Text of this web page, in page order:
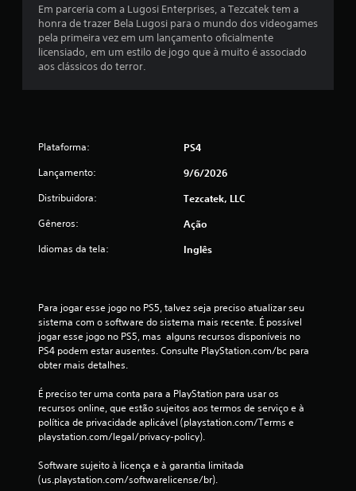
s
i
Em parceria com a Lugosi Enterprises, a Tezcatek tem a
honra de trazer Bela Lugosi para o mundo dos videogames
pela primeira vez em um lançamento oficialmente
licensiado, em um estilo de jogo que à muito é associado
aos clássicos do terror.
Plataforma: PS4
Lançamento: 9/6/2026
Distribuidora: Tezcatek, LLC
Gêneros: Ação
Idiomas da tela: Inglês
Para jogar esse jogo no PS5, talvez seja preciso atualizar seu
sistema com o software do sistema mais recente. É possível
jogar esse jogo no PS5, mas  alguns recursos disponíveis no
PS4 podem estar ausentes. Consulte PlayStation.com/bc para
obter mais detalhes.
É preciso ter uma conta para a PlayStation para usar os
recursos online, que estão sujeitos aos termos de serviço e à
política de privacidade aplicável (playstation.com/Terms e
playstation.com/legal/privacy-policy).
Software sujeito à licença e à garantia limitada
(us.playstation.com/softwarelicense/br).